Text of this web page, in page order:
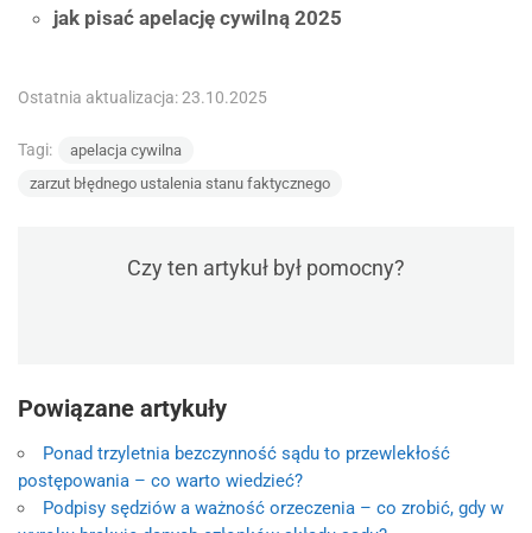
jak pisać apelację cywilną 2025
Ostatnia aktualizacja: 23.10.2025
Tagi:
apelacja cywilna
zarzut błędnego ustalenia stanu faktycznego
Czy ten artykuł był pomocny?
Powiązane artykuły
Ponad trzyletnia bezczynność sądu to przewlekłość
postępowania – co warto wiedzieć?
Podpisy sędziów a ważność orzeczenia – co zrobić, gdy w